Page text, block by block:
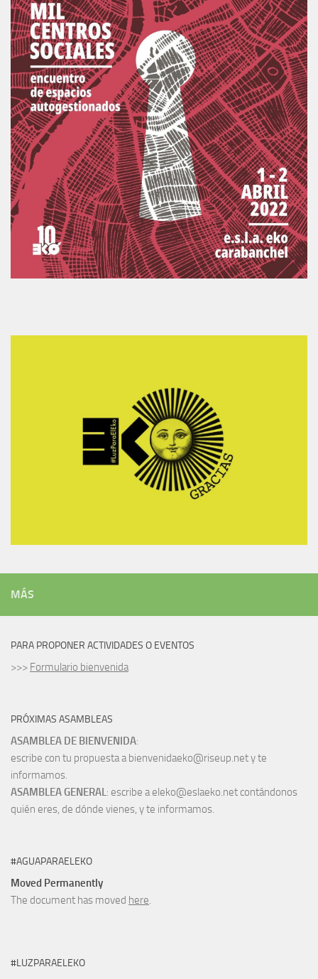
MÁS
PARA PROPONER ACTIVIDADES O EVENTOS
>>> Formulario bienvenida
PRÓXIMAS ASAMBLEAS
ASAMBLEA DE BIENVENIDA:
escribe con tu propuesta a bienvenidaeko@riseup.net y te
informamos.
ASAMBLEA GENERAL: escribe a eleko@eslaeko.net contándonos
quién eres, de dónde vienes, y te informamos.
#AGUAPARAELEKO
Moved Permanently
The document has moved here.
#LUZPARAELEKO